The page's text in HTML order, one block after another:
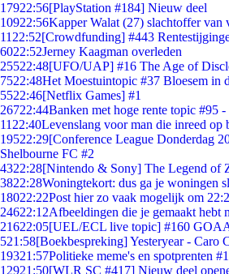
17922:56[PlayStation #184] Nieuw deel
10922:56Kapper Walat (27) slachtoffer van
11 22:52[Crowdfunding] #443
6022:52Jerney Kaagman overleden
25522:48[UFO/UAP] #16 The Age of
7522:48Het Moestuintopic #37 Bloesem in
5522:46[Netflix Games] #1
26722:44Banken met hoge rente topic #95
11 22:40Levenslang voor man die inreed op
19522:29[Conference League Donderdag
Shelbourne FC #2
4322:28[Nintendo & Sony] The Legend of
3822:28Woningtekort: dus ga je woningen
18022:22Post hier zo vaak mogelijk om
24622:12Afbeeldingen die je gemaakt hebt
21622:05[UEL/ECL live topic] #160
521:58[Boekbespreking] Yesteryear - Caro
19321:57Politieke meme's en spotprenten
12921:50[WLR SC #417] Nieuw deel